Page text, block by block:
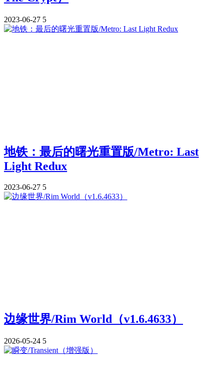
2023-06-27 5
地铁：最后的曙光重置版/Metro: Last
Light Redux
2023-06-27 5
边缘世界/Rim World（v1.6.4633）
2026-05-24 5